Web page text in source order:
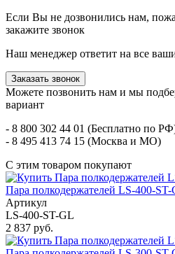
Если Вы не дозвонились нам,
закажите звонок
Наш менеджер ответит на все
Заказать звонок
Можете позвонить нам и мы
вариант
- 8 800 302 44 01 (Бесплатно по
- 8 495 413 74 15 (Москва и МО)
С этим товаром покупают
Пара полкодержателей LS-400-ST-
Артикул
LS-400-ST-GL
2 837 руб.